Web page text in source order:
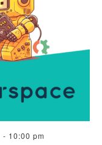
- 10:00 pm